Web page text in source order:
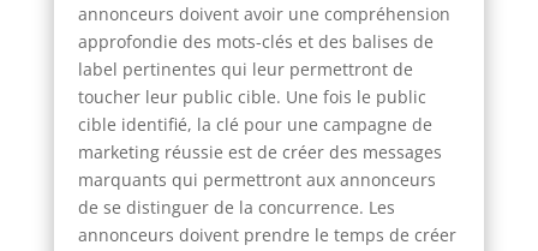
annonceurs doivent avoir une compréhension
approfondie des mots-clés et des balises de
label pertinentes qui leur permettront de
toucher leur public cible. Une fois le public
cible identifié, la clé pour une campagne de
marketing réussie est de créer des messages
marquants qui permettront aux annonceurs
de se distinguer de la concurrence. Les
annonceurs doivent prendre le temps de créer